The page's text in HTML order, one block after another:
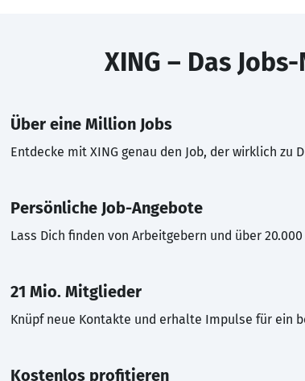
XING – Das
Über eine Million Jobs
Entdecke mit XING genau den Job, der wirklich zu
Persönliche Job-Angebote
Lass Dich finden von Arbeitgebern und über
21 Mio. Mitglieder
Knüpf neue Kontakte und erhalte Impulse für ein
Kostenlos profitieren